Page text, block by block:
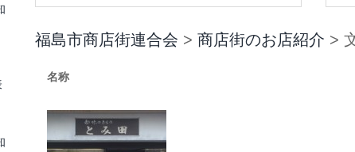
福島市商店街連合会 > 商店街のお店紹介 >
名称